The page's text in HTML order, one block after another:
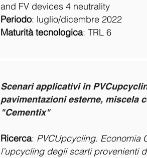
and FV devices 4 neutrality
Periodo: luglio/dicembre 2022
Maturità tecnologica: TRL 6
Scenari applicativi in
pavimentazioni esterne, miscela
"Cementix"
Ricerca: PVCUpcycling. Economia
l’upcycling degli scarti provenienti